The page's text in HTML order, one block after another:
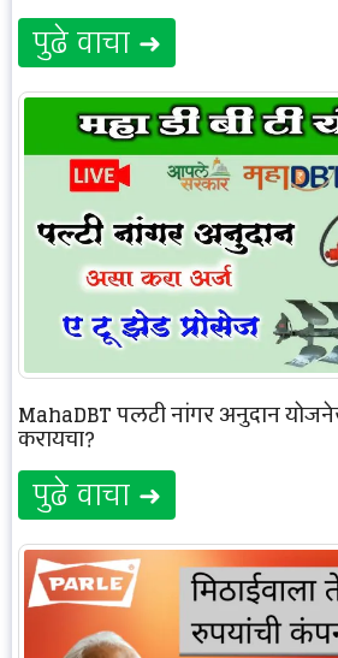
पुढे वाचा ➜
MahaDBT पलटी नांगर अनुदान
करायचा?
पुढे वाचा ➜